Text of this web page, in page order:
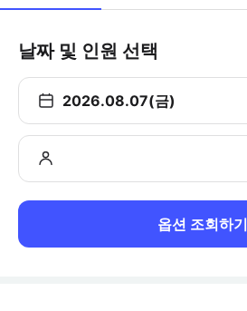
날짜 및 인원 선택
2026.08.07(금)
옵션 조회하기